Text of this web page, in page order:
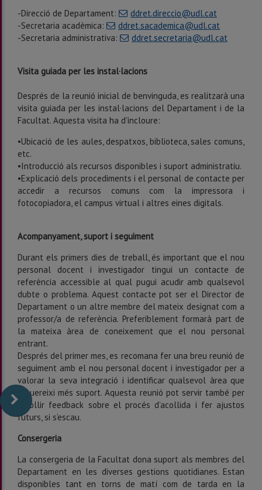
-Direcció de Departament:
ddret.direccio@udl.cat
-Secretaria acadèmica:
ddret.sacademica@udl.cat
-Secretaria administrativa:
ddret.secretaria@udl.cat
Visita guiada per les instal·lacions
Després de la reunió inicial de benvinguda, es realitzarà una
visita guiada per les instal·lacions del Departament i de la
Facultat. Aquesta visita ha d'incloure:
•Ubicació de les aules, despatxos, biblioteca, sales comuns,
etc.
•Introducció als recursos disponibles i suport administratiu.
•Explicació dels procediments i el personal de contacte per
accedir a recursos comuns com la impressora i
fotocopiadora, el campus virtual i altres eines digitals.
Acompanyament, suport i seguiment
Durant els primers dies de treball, és important que el nou
personal docent i investigador tingui un contacte de
referència accessible al qual pugui acudir amb qualsevol
dubte o problema. Aquest contacte pot ser el Director de
Departament o un altre membre del mateix designat com a
professor/a de referència. Preferiblement formarà part de
la mateixa àrea de coneixement que el nou personal
entrant.
Després del primer mes, es recomana fer una breu reunió de
seguiment amb el nou personal docent i investigador per a
valorar la seva integració i identificar qualsevol àrea que
requereixi més suport. Aquesta reunió pot servir també per
recollir feedback sobre el procés d’acollida i fer ajustos
futurs, si s’escau.
Consergeria
La consergeria de la Facultat dona suport als membres del
Departament en les diverses gestions quotidianes. Estan
disponibles tant en torns de matí com de tarda en la